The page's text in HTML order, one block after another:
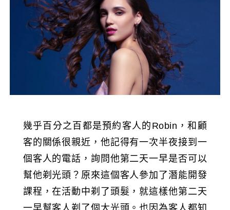
幾乎百分之百都是預約客人的Robin，和顧
客的關係很親近，他記得有一次半夜接到一
個客人的電話，詢問他第二天一早是否可以
幫他剃光頭？原來這個客人參加了潛能開發
課程，在活動中剃了頭髮，就這樣他第二天